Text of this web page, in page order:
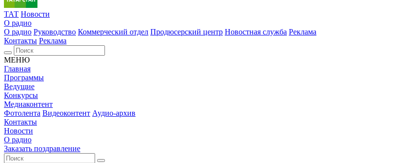
ТАТ Новости
О радио
О радио Руководство Коммерческий отдел Продюсерский центр Новостная служба Реклама
Контакты Реклама
МЕНЮ
Главная
Программы
Ведущие
Конкурсы
Медиаконтент
Фотолента Видеоконтент Аудио-архив
Контакты
Новости
О радио
Заказать поздравление